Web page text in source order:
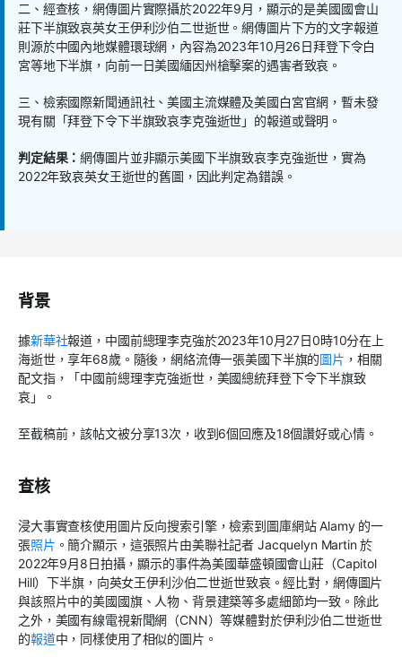
二、經查核，網傳圖片實際攝於2022年9月，顯示的是美國國會山
莊下半旗致哀英女王伊利沙伯二世逝世。網傳圖片下方的文字報道
則源於中國內地媒體環球網，內容為2023年10月26日拜登下令白
宮等地下半旗，向前一日美國緬因州槍擊案的遇害者致哀。
三、檢索國際新聞通訊社、美國主流媒體及美國白宮官網，暫未發
現有關「拜登下令下半旗致哀李克強逝世」的報道或聲明。
判定結果：網傳圖片並非顯示美國下半旗致哀李克強逝世，實為
2022年致哀英女王逝世的舊圖，因此判定為錯誤。
背景
據新華社報道，中國前總理李克強於2023年10月27日0時10分在上
海逝世，享年68歲。隨後，網絡流傳一張美國下半旗的圖片 ，相關
配文指，「中國前總理李克強逝世，美國總統拜登下令下半旗致
哀」。
至截稿前，該帖文被分享13次，收到6個回應及18個讚好或心情。
查核
浸大事實查核使用圖片反向搜索引擎，檢索到圖庫網站Alamy 的一
張照片 。簡介顯示，這張照片由美聯社記者 Jacquelyn Martin於
2022年9月8日拍攝，顯示的事件為美國華盛頓國會山莊（Capitol
Hill）下半旗，向英女王伊利沙伯二世逝世致哀。經比對，網傳圖片
與該照片中的美國國旗、人物、背景建築等多處細節均一致。除此
之外，美國有線電視新聞網（CNN）等媒體對於伊利沙伯二世逝世
的報道中，同樣使用了相似的圖片。